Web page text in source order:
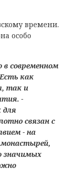
времени.
особо
в современном
как
так и
-
для
связан с
- на
значимых